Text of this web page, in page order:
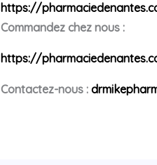
https://
Commandez chez nous :
https://
Contactez-nous :